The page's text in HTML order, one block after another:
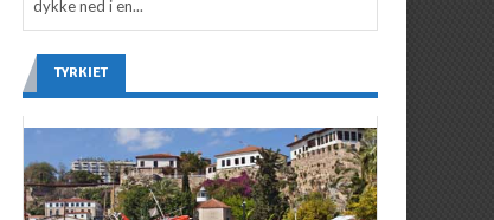
dykke ned i en...
TYRKIET